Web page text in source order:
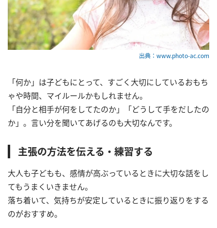
出典：www.photo-ac.com
「何か」は子どもにとって、すごく大切にしているおもち
ゃや時間、マイルールかもしれません。
「自分と相手が何をしてたのか」「どうして手をだしたの
か」。言い分を聞いてあげるのも大切なんです。
主張の方法を伝える・練習する
大人も子どもも、感情が高ぶっているときに大切な話をし
てもうまくいきません。
落ち着いて、気持ちが安定しているときに振り返りをする
のがおすすめ。